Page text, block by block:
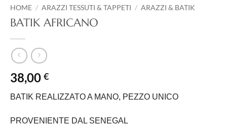
HOME / ARAZZI TESSUTI & TAPPETI / ARAZZI & BATIK
BATIK AFRICANO
38,00 €
BATIK REALIZZATO A MANO, PEZZO UNICO
PROVENIENTE DAL SENEGAL